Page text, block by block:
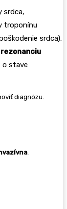
srdca,
troponínu
srdca),
o stave
diagnózu.
.